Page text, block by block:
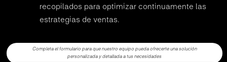
recopilados para optimizar continuamente las
estrategias de ventas.
Completa el formulario para que nuestro equipo pueda ofrecerte una solución
personalizada y detallada a tus necesidades